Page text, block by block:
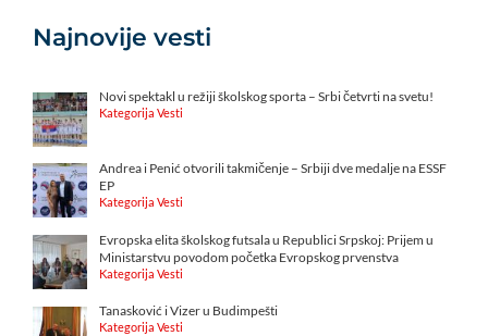
Najnovije vesti
Novi spektakl u režiji školskog sporta – Srbi četvrti na svetu!
Kategorija Vesti
Andrea i Penić otvorili takmičenje – Srbiji dve medalje na ESSF
EP
Kategorija Vesti
Evropska elita školskog futsala u Republici Srpskoj: Prijem u
Ministarstvu povodom početka Evropskog prvenstva
Kategorija Vesti
Tanasković i Vizer u Budimpešti
Kategorija Vesti